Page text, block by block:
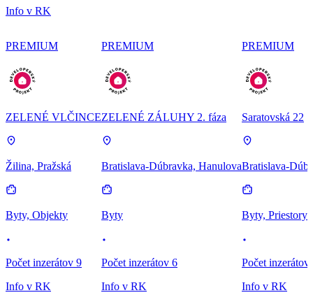
Info v RK
PREMIUM
ZELENÉ VLČINCE
Žilina, Pražská
Byty, Objekty
Počet inzerátov 9
Info v RK
PREMIUM
ZELENÉ ZÁLUHY 2. fáza
Bratislava-Dúbravka, Hanulova
Byty
Počet inzerátov 6
Info v RK
PREMIUM
Saratovská 22
Bratislava-
Byty, Priestory
Počet inzerátov
Info v RK